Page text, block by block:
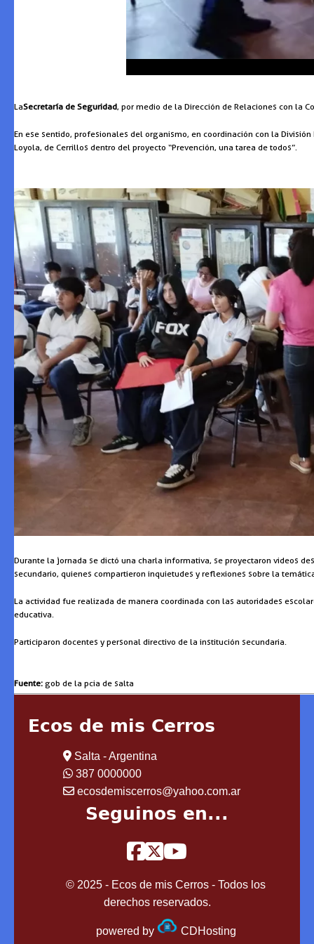
LaSecretaría de Seguridad, por medio de la Dirección de Relaciones con la
En ese sentido, profesionales del organismo, en coordinación con la
Loyola, de Cerrillos dentro del proyecto “Prevención, una tarea de todos”.
Durante la jornada se dictó una charla informativa, se proyectaron videos
secundario, quienes compartieron inquietudes y reflexiones sobre la
La actividad fue realizada de manera coordinada con las autoridades
educativa.
Participaron docentes y personal directivo de la institución secundaria.
Fuente: gob de la pcia de salta
Ecos de mis Cerros
Salta - Argentina
387 0000000
ecosdemiscerros@yahoo.com.ar
Seguinos en...
© 2025 - Ecos de mis Cerros - Todos los
derechos reservados.
powered by CDHosting